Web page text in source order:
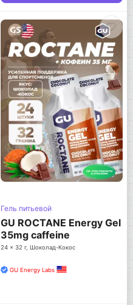
Гель питьевой
GU ROCTANE Energy Gel
35mg caffeine
24 x 32 г, Шоколад-Кокос
GU Energy Labs